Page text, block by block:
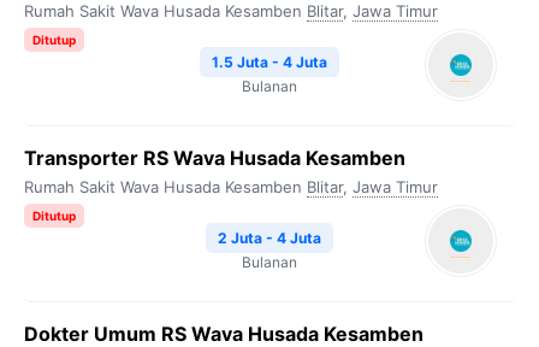
Rumah Sakit Wava Husada Kesamben Blitar, Jawa Timur
Ditutup
1.5 Juta - 4 Juta
Bulanan
Transporter RS Wava Husada Kesamben
Rumah Sakit Wava Husada Kesamben Blitar, Jawa Timur
Ditutup
2 Juta - 4 Juta
Bulanan
Dokter Umum RS Wava Husada Kesamben